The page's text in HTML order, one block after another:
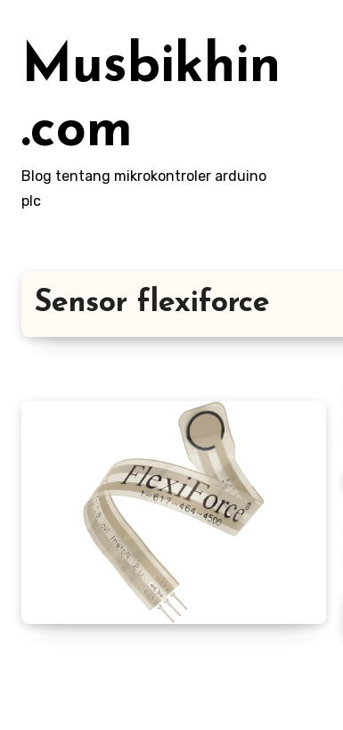
kontenMusbikhin
.com
Blog tentang mikrokontroler arduino
plc
Sensor flexiforce